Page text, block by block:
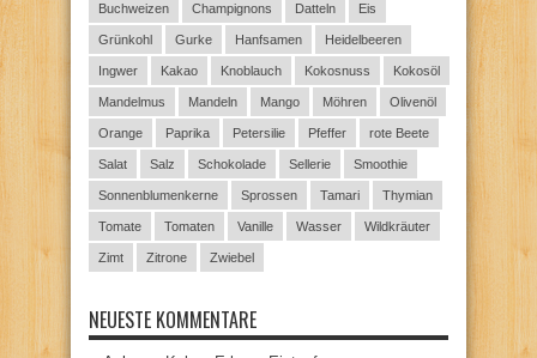
Buchweizen Champignons Datteln Eis
Grünkohl Gurke Hanfsamen Heidelbeeren
Ingwer Kakao Knoblauch Kokosnuss Kokosöl
Mandelmus Mandeln Mango Möhren Olivenöl
Orange Paprika Petersilie Pfeffer rote Beete
Salat Salz Schokolade Sellerie Smoothie
Sonnenblumenkerne Sprossen Tamari Thymian
Tomate Tomaten Vanille Wasser Wildkräuter
Zimt Zitrone Zwiebel
NEUESTE KOMMENTARE